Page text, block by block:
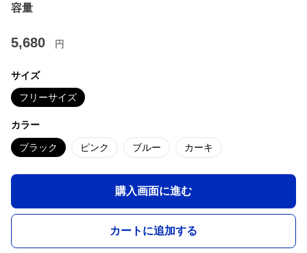
容量
5,680 円
サイズ
フリーサイズ
カラー
ブラック ピンク ブルー カーキ
購入画面に進む
カートに追加する